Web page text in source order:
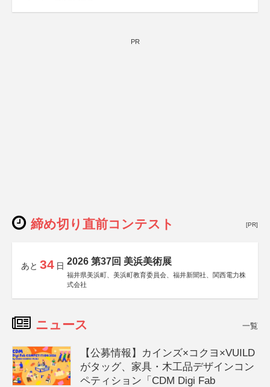
PR
締め切り直前コンテスト [PR]
あと 34 日 2026 第37回 美浜美術展
福井県美浜町、美浜町教育委員会、福井新聞社、関西電力株
式会社
ニュース 一覧
【公募情報】カインズ×コクヨ×VUILD
がタッグ、家具・木工品デザインコン
ペティション「CDM Digi Fab